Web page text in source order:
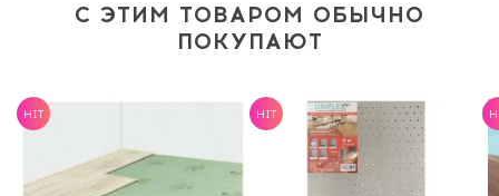
С ЭТИМ ТОВАРОМ ОБЫЧНО
ПОКУПАЮТ
HIT HIT